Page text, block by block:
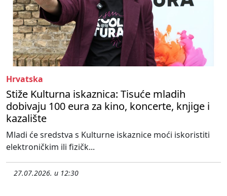
Hrvatska
Stiže Kulturna iskaznica: Tisuće mladih
dobivaju 100 eura za kino, koncerte, knjige i
kazalište
Mladi će sredstva s Kulturne iskaznice moći iskoristiti
elektroničkim ili fizičk...
27.07.2026. u 12:30